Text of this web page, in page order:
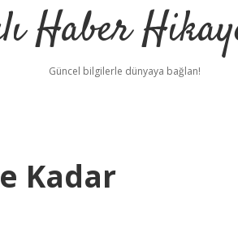
Haber
Güncel bilgilerle dünyaya bağlan!
Kadar